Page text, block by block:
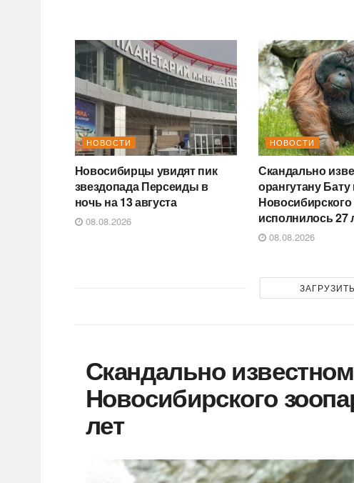
НОВОСТИ
Новосибирцы увидят пик
звездопада Персеиды в
ночь на 13 августа
08.08.2026
НОВОСТИ
Скандально
орангутану Бату
Новосибирского
исполнилось 27
08.08.2026
Скандально
Новосибирского
лет